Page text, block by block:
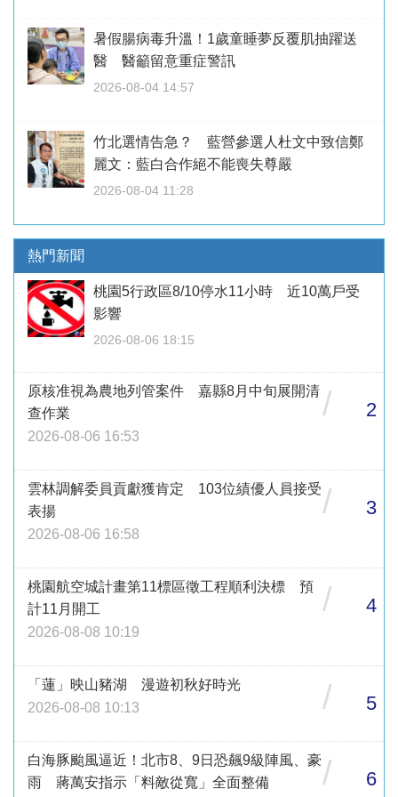
暑假腸病毒升溫！1歲童睡夢反覆肌抽躍送
醫 醫籲留意重症警訊
2026-08-04 14:57
竹北選情告急？ 藍營參選人杜文中致信鄭
麗文：藍白合作絕不能喪失尊嚴
2026-08-04 11:28
熱門新聞
桃園5行政區8/10停水11小時 近10萬戶受
影響
2026-08-06 18:15
原核准視為農地列管案件 嘉縣8月中旬展開清
查作業
2026-08-06 16:53
/ 2
雲林調解委員貢獻獲肯定 103位績優人員接受
表揚
2026-08-06 16:58
/ 3
桃園航空城計畫第11標區徵工程順利決標 預
計11月開工
2026-08-08 10:19
/ 4
「蓮」映山豬湖 漫遊初秋好時光
2026-08-08 10:13
/ 5
白海豚颱風逼近！北市8、9日恐飆9級陣風、豪
雨 蔣萬安指示「料敵從寬」全面整備
/ 6